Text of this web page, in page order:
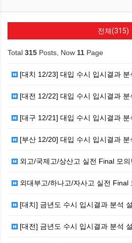
전체(315)
Total 315 Posts, Now 11 Page
[대치 12/23] 대입 수시 입시결과 분석
[대전 12/22] 대입 수시 입시결과 분석
[대구 12/21] 대입 수시 입시결과 분석
[부산 12/20] 대입 수시 입시결과 분석
외고/국제고/상산고 실전 Final 모의
외대부고/하나고/자사고 실전 Final 모
[대치] 금년도 수시 입시결과 분석
[대전] 금년도 수시 입시결과 분석